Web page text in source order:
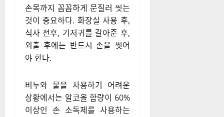
손목까지 꼼꼼하게 문질러 씻는
것이 중요하다. 화장실 사용 후,
식사 전후, 기저귀를 갈아준 후,
외출 후에는 반드시 손을 씻어
야 한다.
비누와 물을 사용하기 어려운
상황에서는 알코올 함량이 60%
이상인 손 소독제를 사용하는